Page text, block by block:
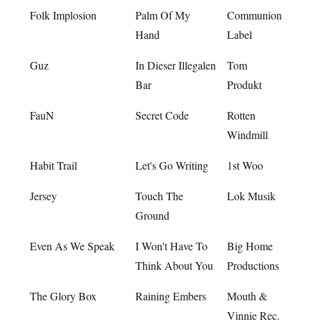
Folk Implosion
Palm Of My
Hand
Communion
Label
Guz
In Dieser Illegalen
Bar
Tom
Produkt
FauN Secret Code
Rotten
Windmill
Habit Trail Let's Go Writing 1st Woo
Jersey
Touch The
Ground
Lok Musik
Even As We Speak
I Won't Have To
Think About You
Big Home
Productions
The Glory Box Raining Embers
Mouth &
Vinnie Rec.